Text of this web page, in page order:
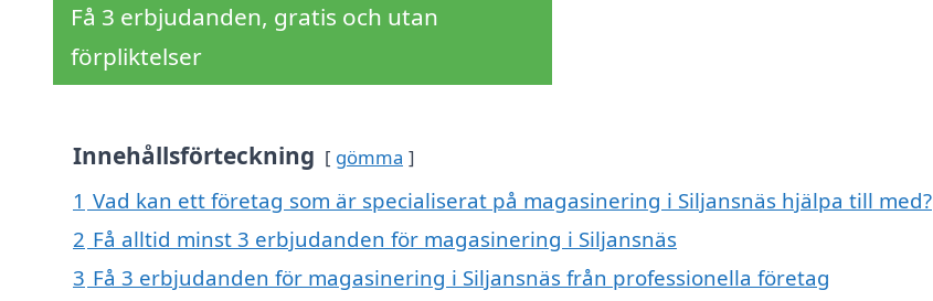
Få 3 erbjudanden, gratis och utan
förpliktelser
Innehållsförteckning gömma
1 Vad kan ett företag som är specialiserat på magasinering i Siljansnäs hjälpa till med?
2 Få alltid minst 3 erbjudanden för magasinering i Siljansnäs
3 Få 3 erbjudanden för magasinering i Siljansnäs från professionella företag